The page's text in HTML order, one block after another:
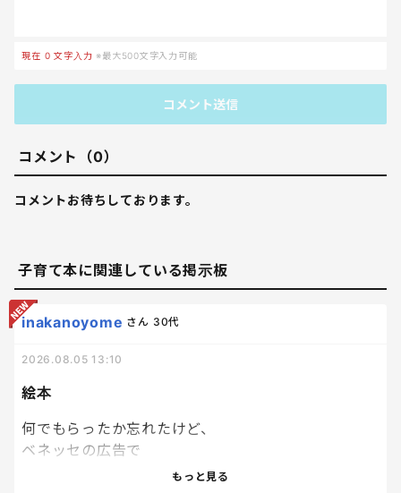
現在 0 文字入力 ※最大500文字入力可能
コメント送信
コメント（0）
コメントお待ちしております。
子育て本に関連している掲示板
絵本
inakanoyome さん 30代
2026.08.05 13:10
何でもらったか忘れたけど、
ベネッセの広告で
もっと見る